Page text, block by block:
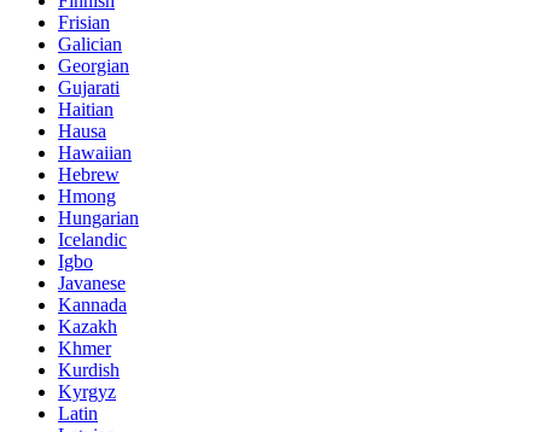
Frisian
Galician
Georgian
Gujarati
Haitian
Hausa
Hawaiian
Hebrew
Hmong
Hungarian
Icelandic
Igbo
Javanese
Kannada
Kazakh
Khmer
Kurdish
Kyrgyz
Latin